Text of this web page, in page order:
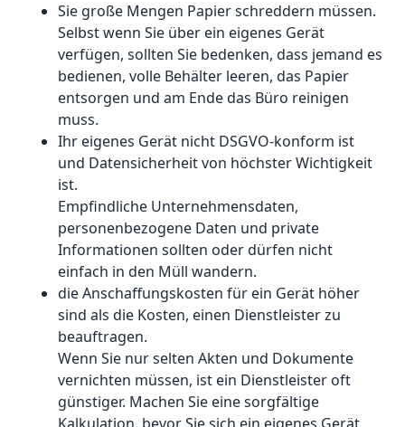
Sie große Mengen Papier schreddern müssen.
Selbst wenn Sie über ein eigenes Gerät
verfügen, sollten Sie bedenken, dass jemand es
bedienen, volle Behälter leeren, das Papier
entsorgen und am Ende das Büro reinigen
muss.
Ihr eigenes Gerät nicht DSGVO-konform ist
und Datensicherheit von höchster Wichtigkeit
ist.
Empfindliche Unternehmensdaten,
personenbezogene Daten und private
Informationen sollten oder dürfen nicht
einfach in den Müll wandern.
die Anschaffungskosten für ein Gerät höher
sind als die Kosten, einen Dienstleister zu
beauftragen.
Wenn Sie nur selten Akten und Dokumente
vernichten müssen, ist ein Dienstleister oft
günstiger. Machen Sie eine sorgfältige